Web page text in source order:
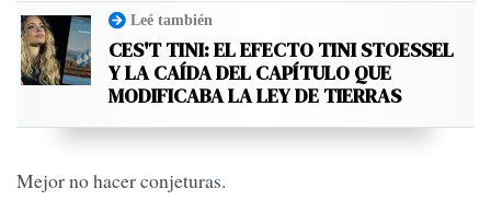
Leé también
CES'T TINI: EL EFECTO TINI STOESSEL
Y LA CAÍDA DEL CAPÍTULO QUE
MODIFICABA LA LEY DE TIERRAS
Mejor no hacer conjeturas.